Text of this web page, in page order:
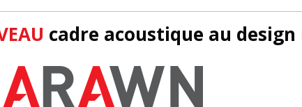
cadre acoustique au